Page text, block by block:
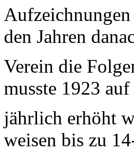
Aufzeichnungen
den Jahren
Verein die
musste 1923
jährlich erhöht
weisen bis zu